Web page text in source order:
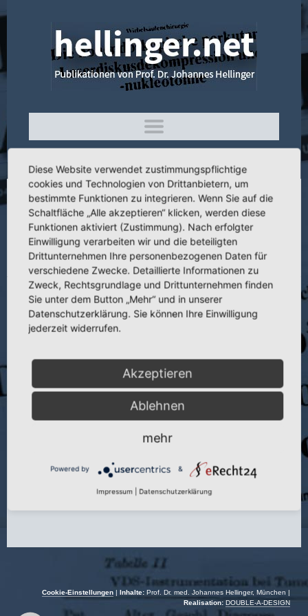
4.377 Polysegmentale nonendoskopische
perkutane Laserdiskusdekompression
und -nukleotomie bei disosteoligamentärer
Spinalstenose
Titel:Polysegmentale nonendoskopische perkutane
Jtg. Österreich. Ges. Orthop. und Orthopäd. Chir.
J. Hellinger, S. Stern und S Hellinger
Veranstaltungsort:Salzburg | Österreich
Cookie-Einstellungen | Inhalte: Prof. Dr. med. Johannes Hellinger, München |
Realisation: DOUBLE-A-DESIGN
Diese Website verwendet zustimmungspflichtige
cookies und Technologien von Drittanbietern, um
bestimmte Funktionen zu integrieren. Wenn Sie auf die
Schaltfläche „Alle akzeptieren“ klicken, werden diese
Funktionen aktiviert (Zustimmung). Nach erfolgter
Einwilligung verarbeiten wir und die beteiligten
Drittunternehmen Ihre personenbezogenen Daten für
verschiedene Zwecke. Detaillierte Informationen zu
Zweck, Rechtsgrundlage und Drittunternehmen finden
Sie unter dem Button „Mehr“ und in unserer
Datenschutzerklärung. Sie können Ihre Einwilligung
jederzeit widerrufen.
Akzeptieren
Ablehnen
mehr
Powered by &
Impressum Datenschutzerklärung